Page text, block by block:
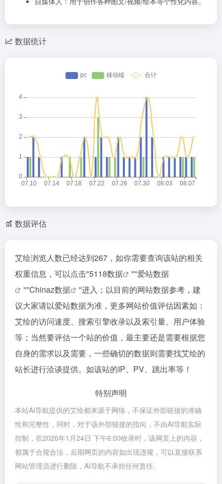
数据统计
数据评估
艾绘浏览人数已经达到267，如你需要查询该站的相关
权重信息，可以点击"5118数据 ""爱站数据
""Chinaz数据
"进入；以目前的网站数据参考，建
议大家请以爱站数据为准，更多网站价值评估因素如：
艾绘的访问速度、搜索引擎收录以及索引量、用户体验
等；当然要评估一个站的价值，最主要还是需要根据您
自身的需求以及需要，一些确切的数据则需要找艾绘的
站长进行洽谈提供。如该站的IP、PV、跳出率等！
特别声明
本站AI导航提供的艾绘都来源于网络，不保证外部链接的准确
性和完整性，同时，对于该外部链接的指向，不由AI导航实际
控制，在2026年1月24日 下午6:00收录时，该网页上的内容，
都属于合规合法，后期网页的内容如出现违规，可以直接联系
网站管理员进行删除，AI导航不承担任何责任。